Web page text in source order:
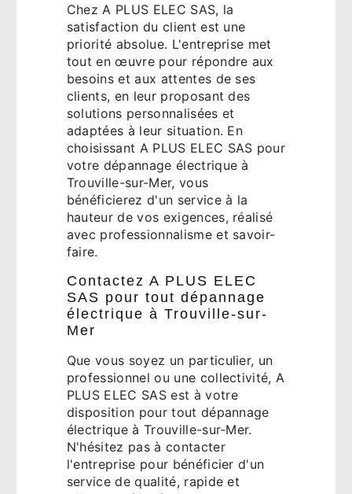
Chez A PLUS ELEC SAS, la
satisfaction du client est une
priorité absolue. L'entreprise met
tout en œuvre pour répondre aux
besoins et aux attentes de ses
clients, en leur proposant des
solutions personnalisées et
adaptées à leur situation. En
choisissant A PLUS ELEC SAS pour
votre dépannage électrique à
Trouville-sur-Mer, vous
bénéficierez d'un service à la
hauteur de vos exigences, réalisé
avec professionnalisme et savoir-
faire.
Contactez A PLUS ELEC
SAS pour tout dépannage
électrique à Trouville-sur-
Mer
Que vous soyez un particulier, un
professionnel ou une collectivité, A
PLUS ELEC SAS est à votre
disposition pour tout dépannage
électrique à Trouville-sur-Mer.
N'hésitez pas à contacter
l'entreprise pour bénéficier d'un
service de qualité, rapide et